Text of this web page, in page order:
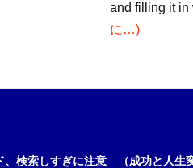
and filling it in
に…)
、検索しすぎに注意 （成功と人生